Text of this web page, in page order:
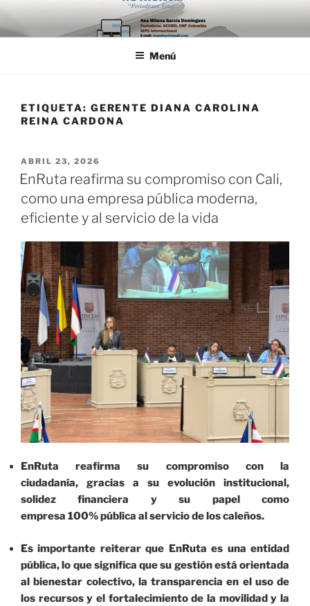
Saltar
al
contenido
Menú
ETIQUETA: GERENTE DIANA CAROLINA
REINA CARDONA
PUBLICADO
EL
ABRIL 23, 2026
EnRuta reafirma su compromiso con Cali,
como una empresa pública moderna,
eficiente y al servicio de la vida
EnRuta reafirma su compromiso con la
ciudadanía, gracias a su evolución institucional,
solidez financiera y su papel como
empresa 100% pública al servicio de los caleños.
Es importante reiterar que EnRuta es una entidad
pública, lo que significa que su gestión está orientada
al bienestar colectivo, la transparencia en el uso de
los recursos y el fortalecimiento de la movilidad y la